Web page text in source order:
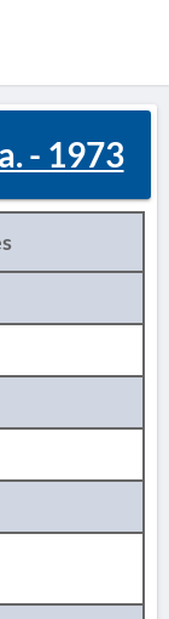
- 1973